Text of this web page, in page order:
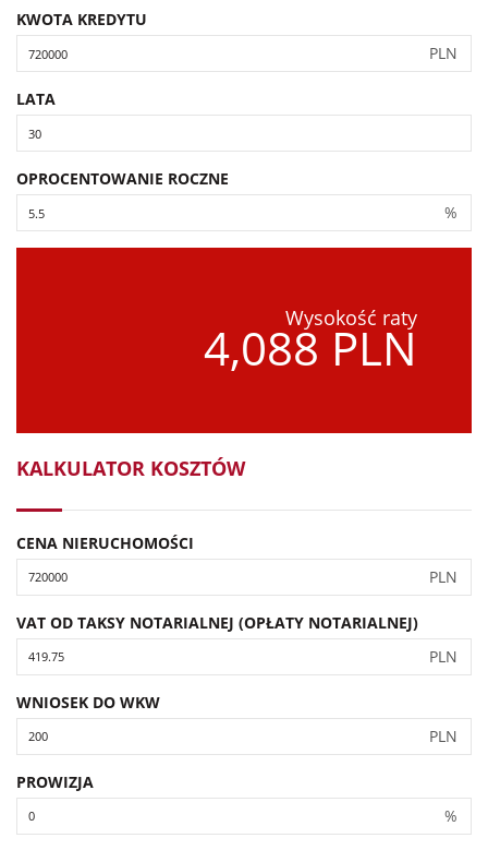
KWOTA KREDYTU
PLN
LATA
OPROCENTOWANIE ROCZNE
%
Wysokość raty
4,088 PLN
KALKULATOR KOSZTÓW
CENA NIERUCHOMOŚCI
PLN
VAT OD TAKSY NOTARIALNEJ (OPŁATY NOTARIALNEJ)
PLN
WNIOSEK DO WKW
PLN
PROWIZJA
%